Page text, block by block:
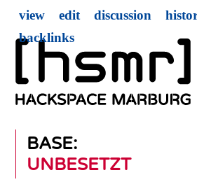
BASE:
UNBESETZT
view edit discussion
backlinks